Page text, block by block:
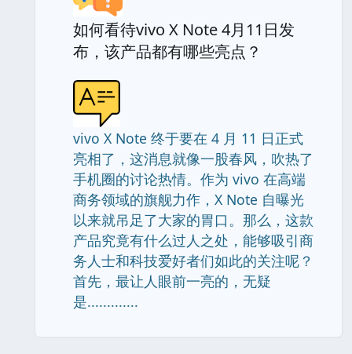
如何看待vivo X Note 4月11日发
布，该产品都有哪些亮点？
vivo X Note 终于要在 4 月 11 日正式
亮相了，这消息就像一股春风，吹热了
手机圈的讨论热情。作为 vivo 在高端
商务领域的旗舰力作，X Note 自曝光
以来就吊足了大家的胃口。那么，这款
产品究竟有什么过人之处，能够吸引商
务人士和科技爱好者们如此的关注呢？
首先，最让人眼前一亮的，无疑
是.............